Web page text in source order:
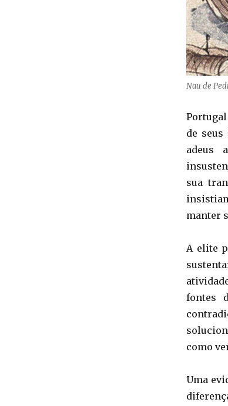
Nau de
de
adeus
sua
manter
A elite
fontes
como
Uma